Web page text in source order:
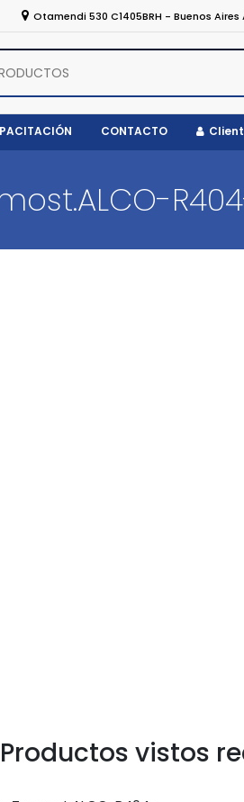
Otamendi 530 C1405BRH - Buenos
CONTACTO
Productos vistos